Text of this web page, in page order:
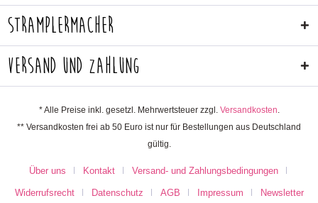
Stramplermacher
Versand und Zahlung
* Alle Preise inkl. gesetzl. Mehrwertsteuer zzgl. Versandkosten.
** Versandkosten frei ab 50 Euro ist nur für Bestellungen aus Deutschland
gültig.
Über uns Kontakt Versand- und Zahlungsbedingungen
Widerrufsrecht Datenschutz AGB Impressum
Newsletter